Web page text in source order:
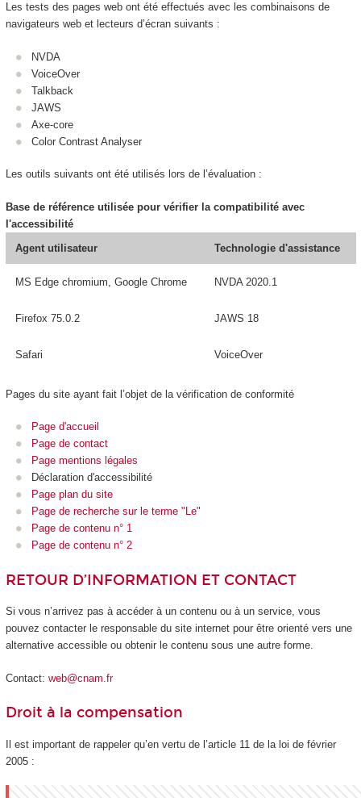
Les tests des pages web ont été effectués avec les combinaisons de
navigateurs web et lecteurs d’écran suivants :
NVDA
VoiceOver
Talkback
JAWS
Axe-core
Color Contrast Analyser
Les outils suivants ont été utilisés lors de l’évaluation :
Base de référence utilisée pour vérifier la compatibilité avec
l'accessibilité
Agent utilisateur
Technologie d'assistance
MS Edge chromium, Google Chrome NVDA 2020.1
Firefox 75.0.2 JAWS 18
Safari VoiceOver
Pages du site ayant fait l’objet de la vérification de conformité
Page d'accueil
Page de contact
Page mentions légales
Déclaration d'accessibilité
Page plan du site
Page de recherche sur le terme "Le"
Page de contenu n° 1
Page de contenu n° 2
RETOUR D’INFORMATION ET CONTACT
Si vous n’arrivez pas à accéder à un contenu ou à un service, vous
pouvez contacter le responsable du site internet pour être orienté vers une
alternative accessible ou obtenir le contenu sous une autre forme.
Contact: web@cnam.fr
Droit à la compensation
Il est important de rappeler qu’en vertu de l’article 11 de la loi de février
2005 :